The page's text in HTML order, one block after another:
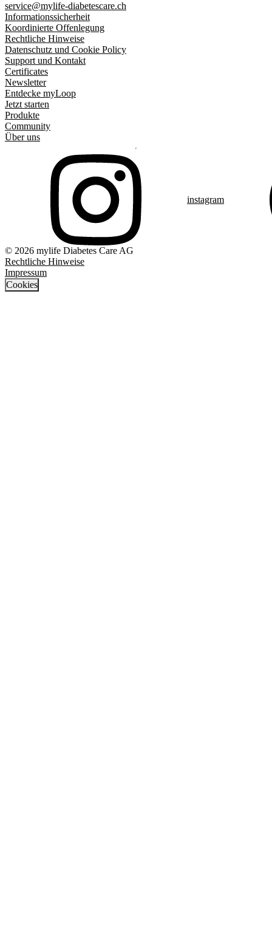
service@mylife-diabetescare.ch
Informationssicherheit
Koordinierte Offenlegung
Rechtliche Hinweise
Datenschutz und Cookie Policy
Support und Kontakt
Certificates
Newsletter
Entdecke myLoop
Jetzt starten
Produkte
Community
Über uns
instagram
© 2026 mylife Diabetes Care AG
Rechtliche Hinweise
Impressum
Cookies